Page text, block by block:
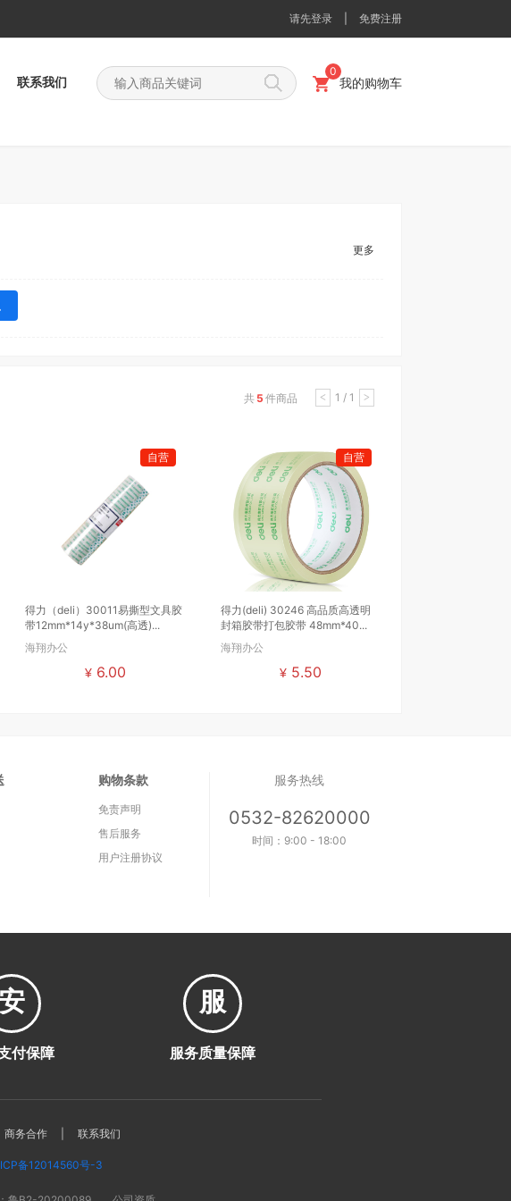
请先登录 免费注册
联系我们
0
我的购物车
更多
共 5 件商品 < 1 / 1 >
自营
得力（deli）30011易撕型文具胶
带12mm*14y*38um(高透)...
海翔办公
¥6.00
自营
得力(deli) 30246 高品质高透明
封箱胶带打包胶带 48mm*40...
海翔办公
¥ 5.50
购物条款
免责声明
售后服务
用户注册协议
服务热线
0532-82620000
时间：9:00 - 18:00
安
付保障
服
服务质量保障
商务合作 联系我们
备12014560号-3